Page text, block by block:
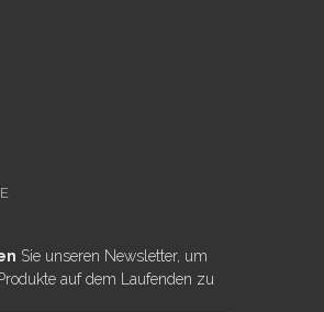
Sie unseren Newsletter, um
auf dem Laufenden zu